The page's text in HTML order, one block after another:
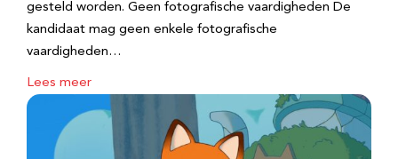
gesteld worden. Geen fotografische vaardigheden De
kandidaat mag geen enkele fotografische
vaardigheden…
Lees meer